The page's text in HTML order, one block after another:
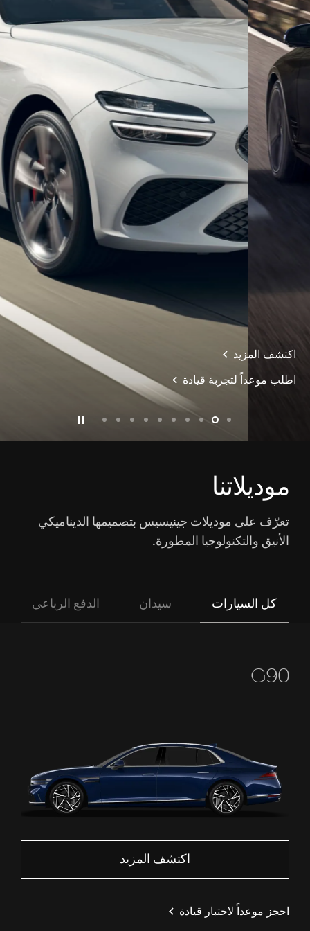
slide1
slide2
slide3
slide4
slide5
slide6
slide7
slide8
slide9
slide10
اكتشف المزيد
احجز موعداً لتجربة قيادة
موديلاتنا
تعرّف على موديلات جينيسيس بتصميمها الديناميكي
الأنيق والتكنولوجيا المطورة.
كل السيارات سيدان الدفع الرباعي
G90
اكتشف المزيد
احجز موعداً لاختبار قيادة